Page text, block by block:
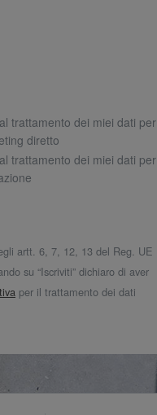
trattamento dei miei dati per
diretto
trattamento dei miei dati per
artt. 6, 7, 12, 13 del Reg. UE
su “Iscriviti” dichiaro di aver
per il trattamento dei dati